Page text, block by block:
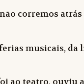
corremos atrás
musicais, da
ao teatro, ouviu